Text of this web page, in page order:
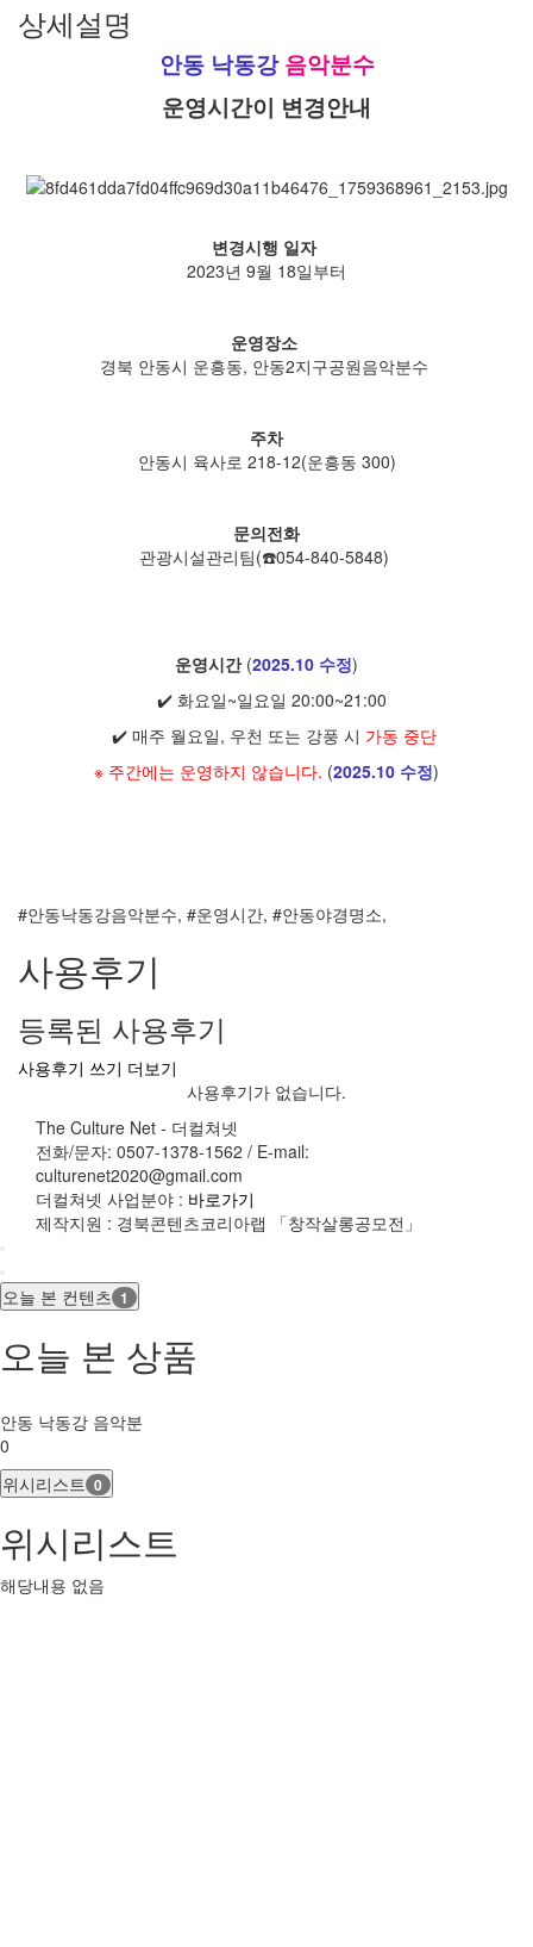
상세설명
안동 낙동강음악분수
운영시간이 변경안내
변경시행 일자
2023년 9월 18일부터
운영장소
경북 안동시 운흥동, 안동2지구공원음악분수
주차
안동시 육사로 218-12(운흥동 300)
​문의전화
관광시설관리팀(☎️054-840-5848)
운영시간 (2025.10 수정)
✔️ 화요일~일요일 20:00~21:00
✔️ 매주 월요일, 우천 또는 강풍 시 가동 중단
※ 주간에는 운영하지 않습니다. (2025.10 수정)
#안동낙동강음악분수, #운영시간, #안동야경명소,
사용후기
등록된 사용후기
사용후기 쓰기 더보기
사용후기가 없습니다.
The Culture Net - 더컬쳐넷
전화/문자: 0507-1378-1562 / E-mail:
culturenet2020@gmail.com
더컬쳐넷 사업분야 : 바로가기
제작지원 : 경북콘텐츠코리아랩 「창작살롱공모전」
오늘 본 컨텐츠 1
오늘 본 상품
안동 낙동강 음악분
0
위시리스트 0
위시리스트
해당내용 없음